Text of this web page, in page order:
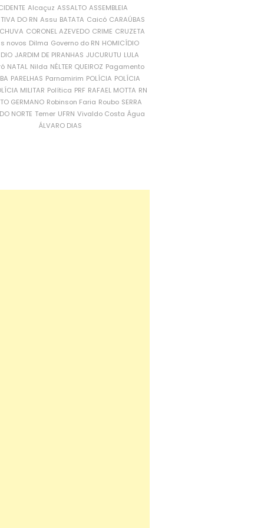
Alcaçuz ASSALTO ASSEMBLEIA
DO RN Assu BATATA Caicó CARAÚBAS
CORONEL AZEVEDO CRIME CRUZETA
novos Dilma Governo do RN HOMICÍDIO
JARDIM DE PIRANHAS JUCURUTU LULA
NATAL Nilda NÉLTER QUEIROZ Pagamento
PARELHAS Parnamirim POLÍCIA POLÍCIA
MILITAR Política PRF RAFAEL MOTTA RN
GERMANO Robinson Faria Roubo SERRA
NORTE Temer UFRN Vivaldo Costa Água
ÁLVARO DIAS